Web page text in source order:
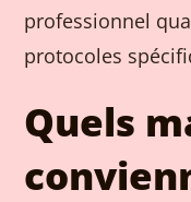
professionnel
protocoles
Quels